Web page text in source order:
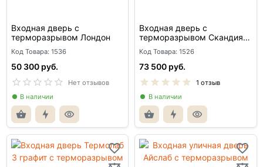
Входная дверь с
терморазрывом Лондон
Код Товара: 1536
50 300 руб.
Нет отзывов
В наличии
Входная дверь с
терморазрывом Скандия
для улицы со стеклом
Код Товара: 1526
73 500 руб.
1 отзыв
В наличии